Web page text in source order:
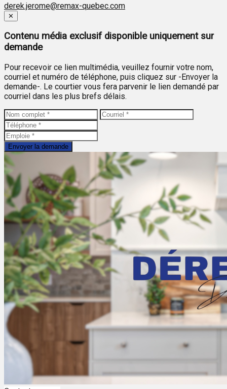
derek.jerome@remax-quebec.com
Close
✕
Contenu média exclusif disponible uniquement sur
demande
Pour recevoir ce lien multimédia, veuillez fournir votre nom,
courriel et numéro de téléphone, puis cliquez sur -Envoyer la
demande-. Le courtier vous fera parvenir le lien demandé par
courriel dans les plus brefs délais.
Envoyer la demande